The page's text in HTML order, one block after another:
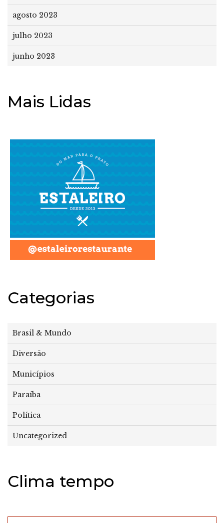
agosto 2023
julho 2023
junho 2023
Mais Lidas
Categorias
Brasil & Mundo
Diversão
Municípios
Paraíba
Política
Uncategorized
Clima tempo